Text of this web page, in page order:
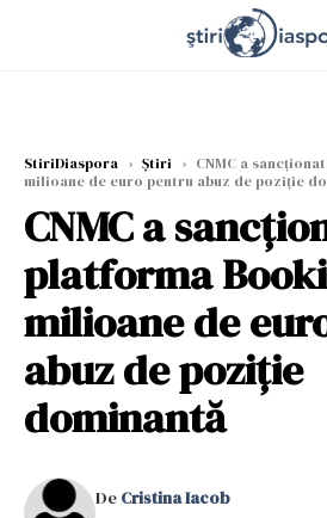
StiriDiaspora › Știri › CNMC a
milioane de euro pentru abuz de poziție
CNMC a
platforma
milioane de
abuz de poziție
dominantă
De Cristina Iacob